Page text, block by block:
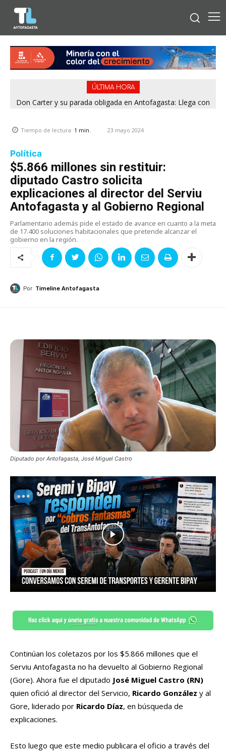
ÚLTIMA HORA
Don Carter y su parada obligada en Antofagasta: Llega con
Tiempo de lectura: 1 min. 23 mayo 2024
Política
$5.866 millones sin restituir:
diputado Castro solicita
explicaciones al director del Serviu
Antofagasta y al Gobierno Regional
Parlamentario además pide el estado de avance en cuanto a la meta
de 17.400 soluciones habitacionales que pretende alcanzar el
gobierno en la región.
Por Timeline Antofagasta
Diputado por Antofagasta, José Miguel Castro
Continúan los coletazos por los $5.866 millones que el
Serviu Antofagasta no ha devuelto al Gobierno Regional
(Gore). Ahora fue el diputado José Miguel Castro (RN)
quien ofició al director del Servicio, Ricardo González y al
Gore, liderado por Ricardo Díaz, en búsqueda de
explicaciones.
Esto luego que este medio publicara el oficio a través del